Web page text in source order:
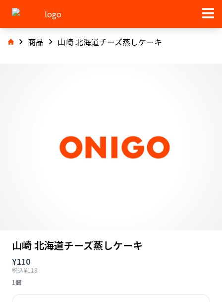
商品 山崎 北海道チーズ蒸しケーキ
山崎 北海道チーズ蒸しケーキ
¥110
税込¥118
1個